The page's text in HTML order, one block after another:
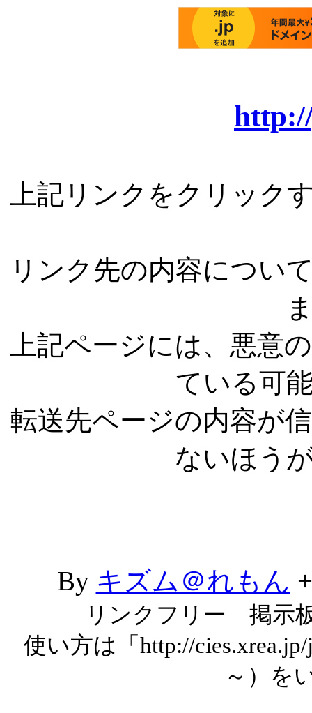
上記リンクをクリック
リンク先の内容につい
上記ページには、悪意
ている可
転送先ページの内容が
ないほう
By キズム＠れもん
リンクフリー 掲示
使い方は「http://
～）を